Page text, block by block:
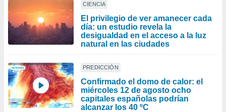
CIENCIA
El privilegio de ver amanecer cada
día: un estudio revela la
desigualdad en el acceso a la luz
natural en las ciudades
PREDICCIÓN
Confirmado el domo de calor: el
miércoles 12 de agosto ocho
capitales españolas podrían
alcanzar los 40 ºC